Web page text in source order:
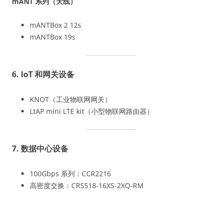
mANTBox 2 12s
mANTBox 19s
6. IoT 和网关设备
KNOT（工业物联网网关）
LtAP mini LTE kit（小型物联网路由器）
7. 数据中心设备
100Gbps 系列：CCR2216
高密度交换：CRS518-16XS-2XQ-RM